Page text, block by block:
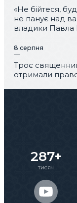
«Не бійтеся,
не панує над
владики Павла
8 серпня
Троє
отримали
287+
тисяч